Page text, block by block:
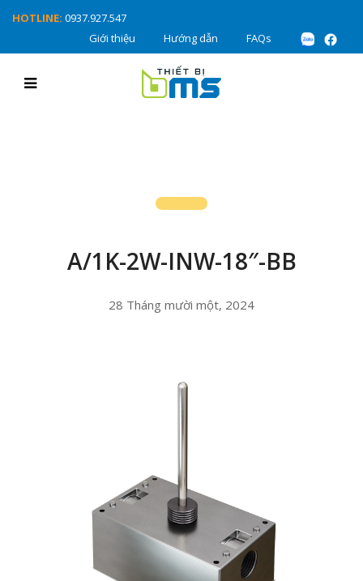
HOTLINE: 0937.927.547
Giới thiệu
Hướng dẫn FAQs
A/1K-2W-INW-18″-BB
28 Tháng mười một, 2024